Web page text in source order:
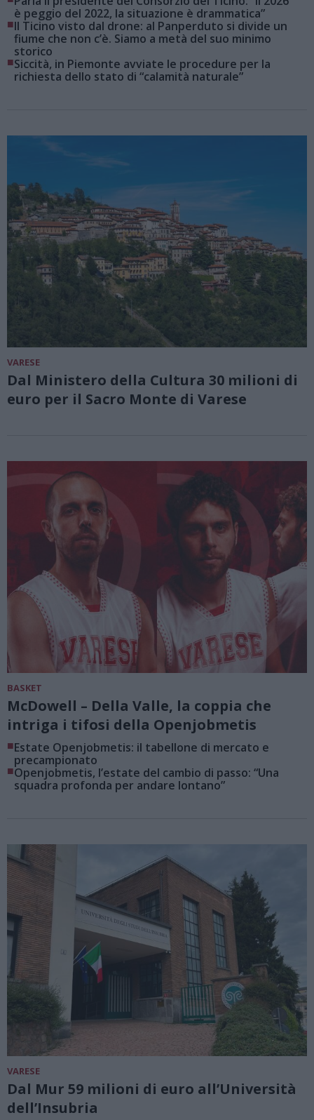
è peggio del 2022, la situazione è drammatica”
■Il Ticino visto dal drone: al Panperduto si divide un
fiume che non c’è. Siamo a metà del suo minimo
storico
■Siccità, in Piemonte avviate le procedure per la
richiesta dello stato di “calamità naturale”
VARESE
Dal Ministero della Cultura 30 milioni di
euro per il Sacro Monte di Varese
BASKET
McDowell – Della Valle, la coppia che
intriga i tifosi della Openjobmetis
■Estate Openjobmetis: il tabellone di mercato e
precampionato
■Openjobmetis, l’estate del cambio di passo: “Una
squadra profonda per andare lontano”
VARESE
Dal Mur 59 milioni di euro all’Università
dell’Insubria